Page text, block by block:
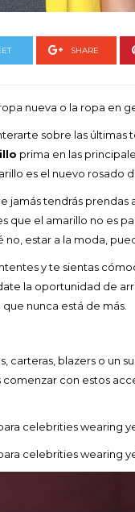
SHARE
nueva o la ropa en
sobre las
prima en las
es el nuevo rosado
jamás tendrás
que el amarillo no es
no, estar a la moda,
y te sientas
la oportunidad de
nunca está de más.
carteras, blazers o un
con estos
la
16, 2023